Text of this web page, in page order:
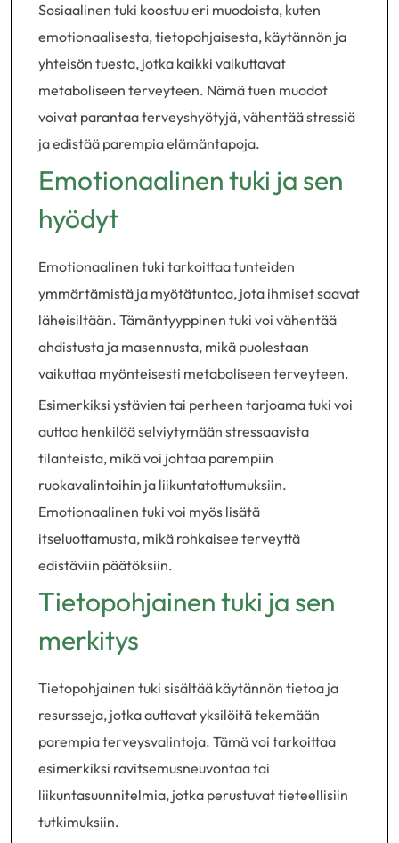
Sosiaalinen tuki koostuu eri muodoista, kuten
emotionaalisesta, tietopohjaisesta, käytännön ja
yhteisön tuesta, jotka kaikki vaikuttavat
metaboliseen terveyteen. Nämä tuen muodot
voivat parantaa terveyshyötyjä, vähentää stressiä
ja edistää parempia elämäntapoja.
Emotionaalinen tuki ja sen
hyödyt
Emotionaalinen tuki tarkoittaa tunteiden
ymmärtämistä ja myötätuntoa, jota ihmiset saavat
läheisiltään. Tämäntyyppinen tuki voi vähentää
ahdistusta ja masennusta, mikä puolestaan
vaikuttaa myönteisesti metaboliseen terveyteen.
Esimerkiksi ystävien tai perheen tarjoama tuki voi
auttaa henkilöä selviytymään stressaavista
tilanteista, mikä voi johtaa parempiin
ruokavalintoihin ja liikuntatottumuksiin.
Emotionaalinen tuki voi myös lisätä
itseluottamusta, mikä rohkaisee terveyttä
edistäviin päätöksiin.
Tietopohjainen tuki ja sen
merkitys
Tietopohjainen tuki sisältää käytännön tietoa ja
resursseja, jotka auttavat yksilöitä tekemään
parempia terveysvalintoja. Tämä voi tarkoittaa
esimerkiksi ravitsemusneuvontaa tai
liikuntasuunnitelmia, jotka perustuvat tieteellisiin
tutkimuksiin.